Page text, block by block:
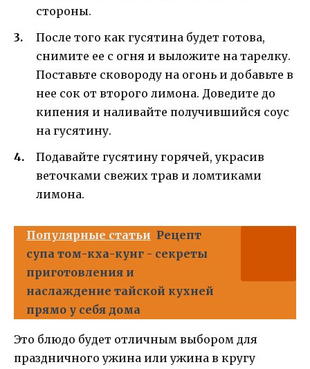
стороны.
После того как гусятина будет готова,
снимите ее с огня и выложите на тарелку.
Поставьте сковороду на огонь и добавьте в
нее сок от второго лимона. Доведите до
кипения и наливайте получившийся соус
на гусятину.
Подавайте гусятину горячей, украсив
веточками свежих трав и ломтиками
лимона.
Популярные статьи Рецепт
супа том-кха-кунг - секреты
приготовления и
наслаждение тайской кухней
прямо у себя дома
Это блюдо будет отличным выбором для
праздничного ужина или ужина в кругу